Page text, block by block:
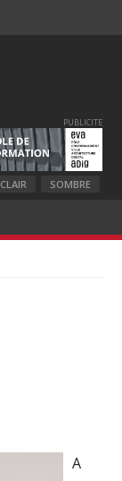
PUBLICITE
CLAIR SOMBRE
A